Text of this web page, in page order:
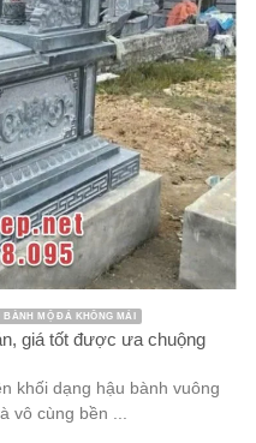
MỘ ĐÁ KHÔNG MÁI
giá tốt được ưa chuộng
khối dạng hậu bành vuông
vô cùng bền ...